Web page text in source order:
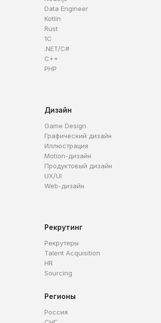
Data Engineer
Kotlin
Rust
1C
.NET/C#
C++
PHP
Дизайн
Game Design
Графический дизайн
Иллюстрация
Motion-дизайн
Продуктовый дизайн
UX/UI
Web-дизайн
Рекрутинг
Рекрутеры
Talent Acquisition
HR
Sourcing
Регионы
Россия